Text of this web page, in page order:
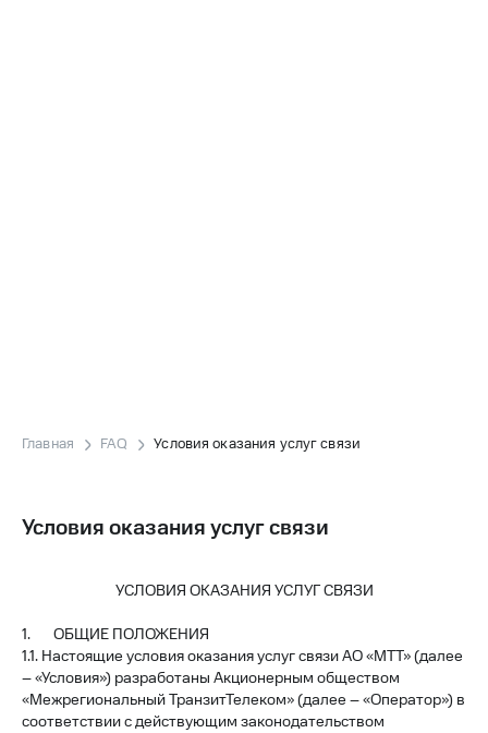
Главная FAQ Условия оказания услуг связи
Условия оказания услуг связи
УСЛОВИЯ ОКАЗАНИЯ УСЛУГ СВЯЗИ
1. ОБЩИЕ ПОЛОЖЕНИЯ
1.1. Настоящие условия оказания услуг связи АО «МТТ» (далее
– «Условия») разработаны Акционерным обществом
«Межрегиональный ТранзитТелеком» (далее – «Оператор») в
соответствии с действующим законодательством